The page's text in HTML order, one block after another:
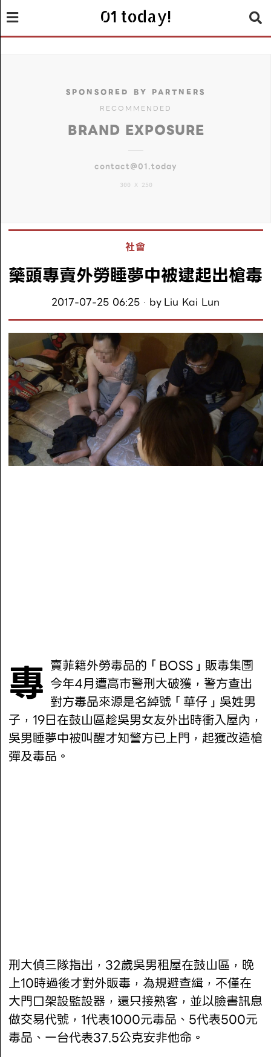
01 today!
SPONSORED BY PARTNERS
RECOMMENDED
BRAND EXPOSURE
contact@01.today
300 X 250
社會
藥頭專賣外勞睡夢中被逮起出槍毒
2017-07-25 06:25 by Liu Kai Lun
專賣菲籍外勞毒品的「BOSS」販毒集團 今年4月遭高巿警刑大破獲，警方查出
對方毒品來源是名綽號「華仔」吳姓男
子，19日在鼓山區趁吳男女友外出時衝入屋內，
吳男睡夢中被叫醒才知警方已上門，起獲改造槍
彈及毒品。
刑大偵三隊指出，32歲吳男租屋在鼓山區，晚
上10時過後才對外販毒，為規避查緝，不僅在
大門口架設監設器，還只接熟客，並以臉書訊息
做交易代號，1代表1000元毒品、5代表500元
毒品、一台代表37.5公克安非他命。